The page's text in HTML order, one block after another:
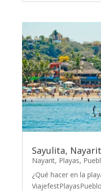
Sayulita,
Nayarit, Playas,
¿Qué hacer en la